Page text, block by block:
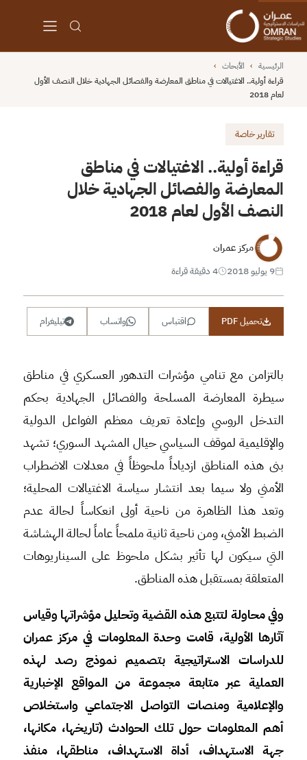
الرئيسية › الأبحاث ›
قراءة أولية.. الاغتيالات في مناطق المعارضة والفصائل الجهادية خلال النصف الأول
لعام 2018
تقارير خاصة
قراءة أولية.. الاغتيالات في مناطق
المعارضة والفصائل الجهادية خلال
النصف الأول لعام 2018
مركز عمران
9 يوليو 2018
4 دقيقة قراءة
تحميل PDF اقتباس واتساب تيليغرام
بالتزامن مع تنامي مؤشرات التدهور العسكري في مناطق
سيطرة المعارضة المسلحة والفصائل الجهادية بحكم
التدخل الروسي وإعادة تعريف معظم الفواعل الدولية
والإقليمية لموقف السياسي حيال المشهد السوري؛ تشهد
بنى هذه المناطق ازدياداً ملحوظاً في معدلات الاضطراب
الأمني ولا سيما بعد انتشار سياسة الاغتيالات المحلية؛
وتعد هذا الظاهرة من ناحية أولى انعكاساً لحالة عدم
الضبط الأمني، ومن ناحية ثانية ملمحاً عاماً لحالة الهشاشة
التي سيكون لها تأثير بشكل ملحوظ على السيناريوهات
المتعلقة بمستقبل هذه المناطق.
وفي محاولة لتتبع هذه القضية وتحليل مؤشراتها وقياس
آثارها الأولية، قامت وحدة المعلومات في مركز عمران
للدراسات الاستراتيجية بتصميم نموذج رصد لهذه
العملية عبر متابعة مجموعة من المواقع الإخبارية
والإعلامية ومنصات التواصل الاجتماعي واستخلاص
أهم المعلومات حول تلك الحوادث (تاريخها، مكانها،
جهة الاستهداف، أداة الاستهداف، مناطقها، منفذ